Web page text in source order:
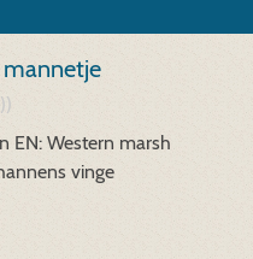
mannetje
EN: Western marsh
vinge